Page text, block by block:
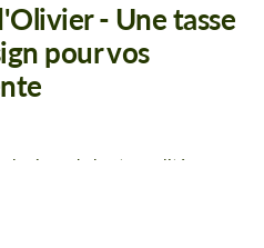
- Une tasse
pour vos
de haute qualité